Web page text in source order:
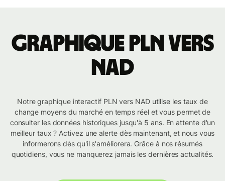
Graphique PLN vers
NAD
Notre graphique interactif PLN vers NAD utilise les taux de
change moyens du marché en temps réel et vous permet de
consulter les données historiques jusqu'à 5 ans. En attente d'un
meilleur taux ? Activez une alerte dès maintenant, et nous vous
informerons dès qu'il s'améliorera. Grâce à nos résumés
quotidiens, vous ne manquerez jamais les dernières actualités.